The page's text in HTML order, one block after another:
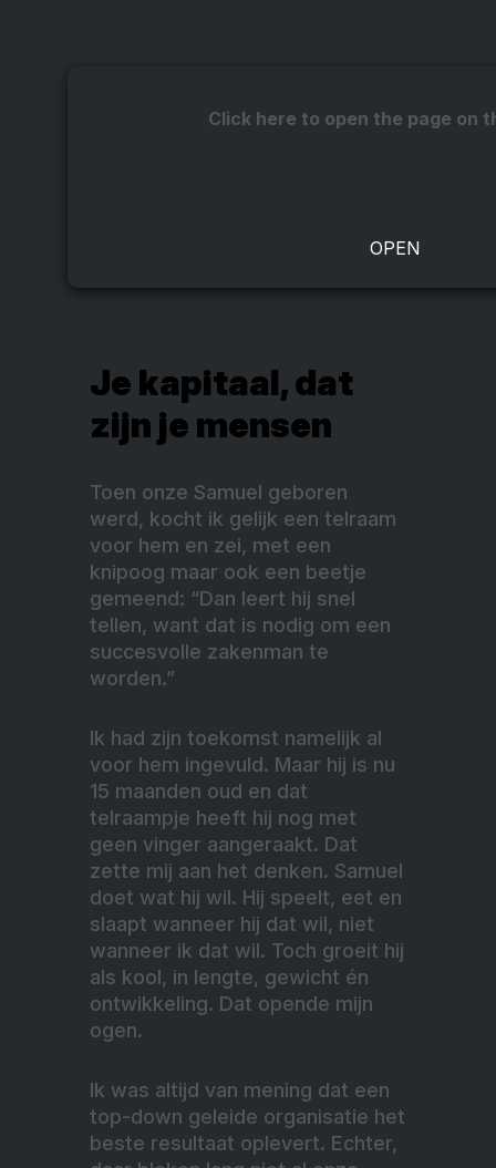
Click here to open the page on
Je kapitaal, dat
zijn je mensen
Toen onze Samuel geboren
werd, kocht ik gelijk een telraam
voor hem en zei, met een
knipoog maar ook een beetje
gemeend: “Dan leert hij snel
tellen, want dat is nodig om een
succesvolle zakenman te
worden.”
Ik had zijn toekomst namelijk al
voor hem ingevuld. Maar hij is nu
15 maanden oud en dat
telraampje heeft hij nog met
geen vinger aangeraakt. Dat
zette mij aan het denken. Samuel
doet wat hij wil. Hij speelt, eet en
slaapt wanneer hij dat wil, niet
wanneer ik dat wil. Toch groeit hij
als kool, in lengte, gewicht én
ontwikkeling. Dat opende mijn
ogen.
Ik was altijd van mening dat een
top-down geleide organisatie het
beste resultaat oplevert. Echter,